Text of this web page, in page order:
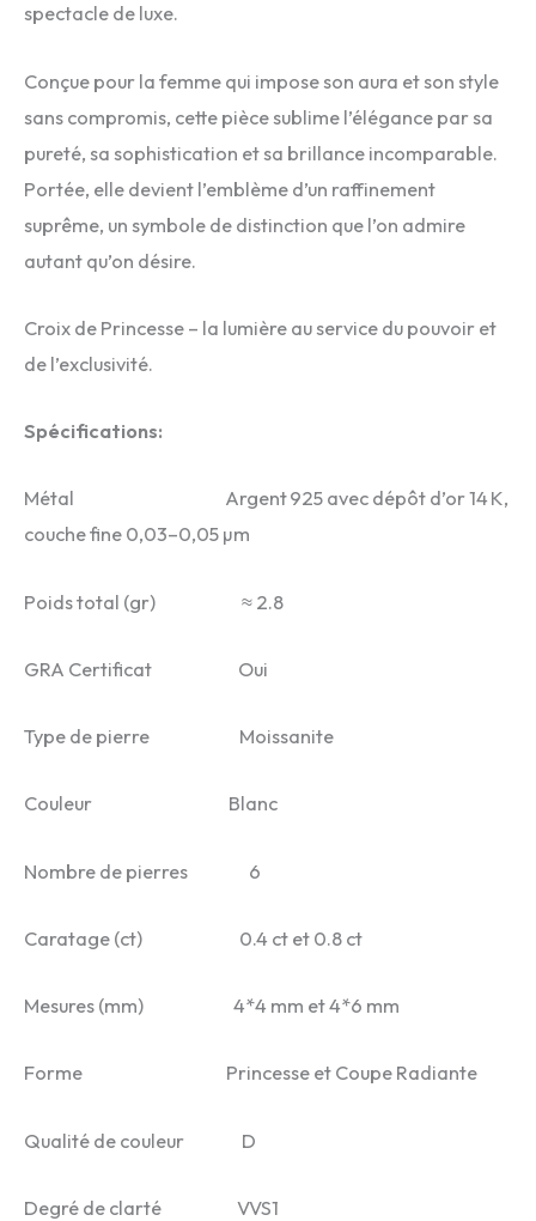
spectacle de luxe.
Conçue pour la femme qui impose son aura et son style
sans compromis, cette pièce sublime l’élégance par sa
pureté, sa sophistication et sa brillance incomparable.
Portée, elle devient l’emblème d’un raffinement
suprême, un symbole de distinction que l’on admire
autant qu’on désire.
Croix de Princesse – la lumière au service du pouvoir et
de l’exclusivité.
Spécifications:
Métal Argent 925 avec dépôt d’or 14 K,
couche fine 0,03–0,05 µm
Poids total (gr) ≈ 2.8
GRA Certificat Oui
Type de pierre Moissanite
Couleur Blanc
Nombre de pierres 6
Caratage (ct) 0.4 ct et 0.8 ct
Mesures (mm) 4*4 mm et 4*6 mm
Forme Princesse et Coupe Radiante
Qualité de couleur D
Degré de clarté VVS1